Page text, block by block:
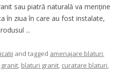
sau piatră naturală va menține
în ziua în care au fost instalate,
...
and tagged amenajare blaturi,
, blaturi granit, curatare blaturi,